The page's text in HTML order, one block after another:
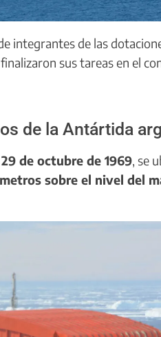
integrantes de las
sus tareas en el
de la Antártida
29 de octubre de 1969, se
sobre el nivel del